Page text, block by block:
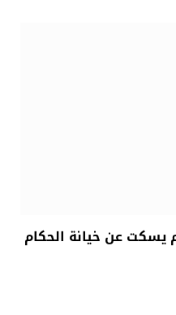
يسكت عن خيانة الحكام